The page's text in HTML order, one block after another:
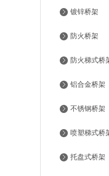
镀锌桥架
防火桥架
防火梯式桥
铝合金桥架
不锈钢桥架
喷塑梯式桥
托盘式桥架